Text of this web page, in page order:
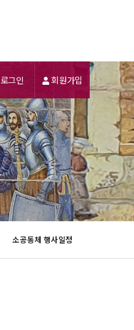
로그인 회원가입
소공동체 행사일정